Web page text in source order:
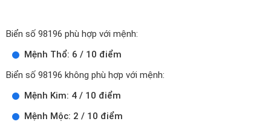
Biển số 98196 phù hợp với mệnh:
Mệnh Thổ: 6 / 10 điểm
Biển số 98196 không phù hợp với mệnh:
Mệnh Kim: 4 / 10 điểm
Mệnh Mộc: 2 / 10 điểm